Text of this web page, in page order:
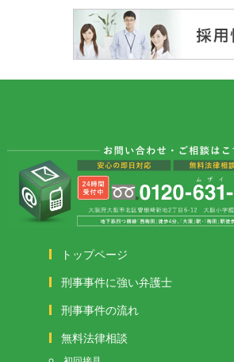
トップページ
刑事事件に強い弁護士
刑事事件の流れ
無料法律相談